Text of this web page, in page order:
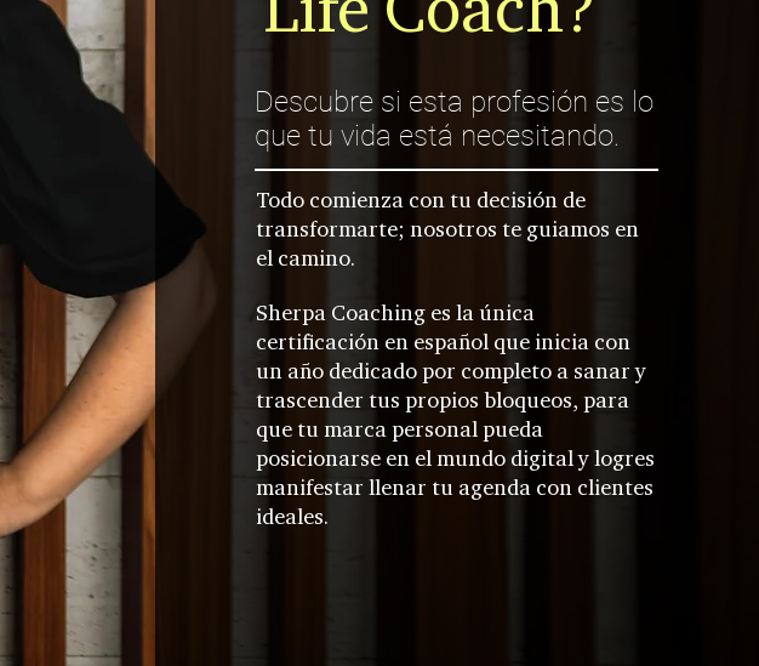
Life Coach?
Descubre si esta profesión es lo
que tu vida está necesitando.
Todo comienza con tu decisión de
transformarte; nosotros te guiamos en
el camino.
Sherpa Coachinges la única
certificación en español que inicia con
un año dedicado por completo a sanar y
trascender tus propios bloqueos, para
que tu marca personal pueda
posicionarse en el mundo digital y logres
manifestar llenar tu agenda con clientes
ideales.